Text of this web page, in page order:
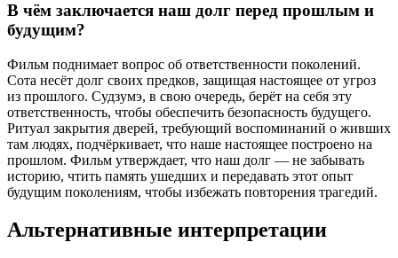
В чём заключается наш долг перед прошлым и
будущим?
Фильм поднимает вопрос об ответственности поколений.
Сота несёт долг своих предков, защищая настоящее от угроз
из прошлого. Судзумэ, в свою очередь, берёт на себя эту
ответственность, чтобы обеспечить безопасность будущего.
Ритуал закрытия дверей, требующий воспоминаний о живших
там людях, подчёркивает, что наше настоящее построено на
прошлом. Фильм утверждает, что наш долг — не забывать
историю, чтить память ушедших и передавать этот опыт
будущим поколениям, чтобы избежать повторения трагедий.
Альтернативные интерпретации